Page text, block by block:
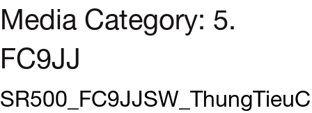
Media Category: 5.
FC9JJ